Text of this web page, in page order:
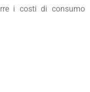
i costi di consumo